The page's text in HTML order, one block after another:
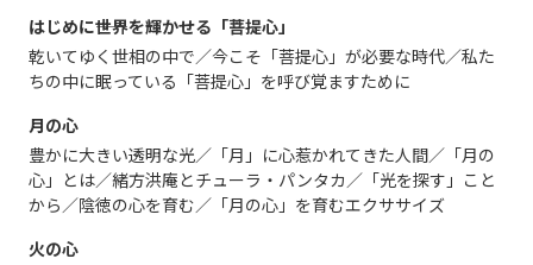
はじめに――世界を輝かせる「菩提心」
乾いてゆく世相の中で／今こそ「菩提心」が必要な時代／私た
ちの中に眠っている「菩提心」を呼び覚ますために
月の心
豊かに大きい透明な光／「月」に心惹かれてきた人間／「月の
心」とは／緒方洪庵とチューラ・パンタカ／「光を探す」こと
から／陰徳の心を育む／「月の心」を育むエクササイズ
火の心